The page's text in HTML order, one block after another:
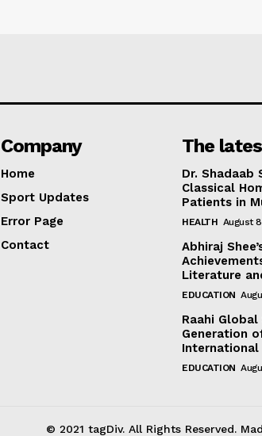
Company
Home
Sport Updates
Error Page
Contact
The
Dr. Shadaab
Classical
Patients in
HEALTH August
Abhiraj
Literature
EDUCATION
Raahi
Generation
International
EDUCATION
© 2021 tagDiv. All Rights Reserved.